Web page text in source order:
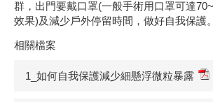
群，出門要戴口罩(一般手術用口罩可達
效果)及減少戶外停留時間，做好自我保護。
相關檔案
1_如何自我保護減少細懸浮微粒暴露